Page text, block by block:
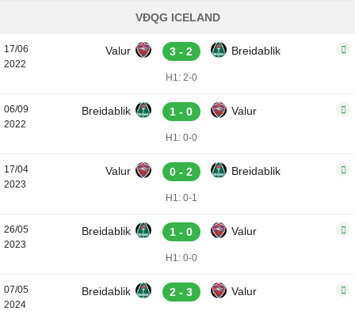
VĐQG ICELAND
17/06
2022
Valur 3 - 2 Breidablik
H1: 2-0
06/09
2022
Breidablik 1 - 0 Valur
H1: 0-0
17/04
2023
Valur 0 - 2 Breidablik
H1: 0-1
26/05
2023
Breidablik 1 - 0 Valur
H1: 0-0
07/05
2024
Breidablik 2 - 3 Valur